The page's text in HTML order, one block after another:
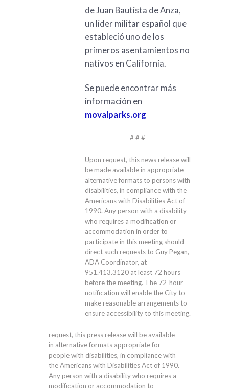
de Juan Bautista de Anza,
un líder militar español que
estableció uno de los
primeros asentamientos no
nativos en California.
Se puede encontrar más
información en
movalparks.org
# # #
Upon request, this news release will
be made available in appropriate
alternative formats to persons with
disabilities, in compliance with the
Americans with Disabilities Act of
1990. Any person with a disability
who requires a modification or
accommodation in order to
participate in this meeting should
direct such requests to Guy Pegan,
ADA Coordinator, at
951.413.3120at least 72 hours
before the meeting. The 72-hour
notification will enable the City to
make reasonable arrangements to
ensure accessibility to this meeting.
request, this press release will be available
in alternative formats appropriate for
people with disabilities, in compliance with
the Americans with Disabilities Act of 1990.
Any person with a disability who requires a
modification or accommodation to